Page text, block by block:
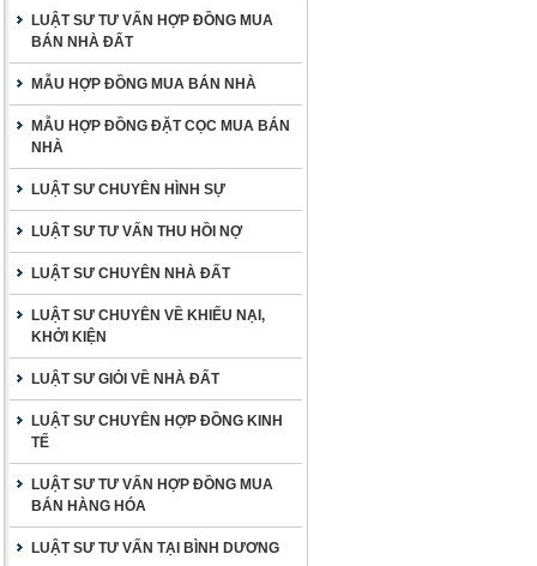
LUẬT SƯ TƯ VẤN HỢP ĐỒNG MUA
BÁN NHÀ ĐẤT
MẪU HỢP ĐỒNG MUA BÁN NHÀ
MẪU HỢP ĐỒNG ĐẶT CỌC MUA BÁN
NHÀ
LUẬT SƯ CHUYÊN HÌNH SỰ
LUẬT SƯ TƯ VẤN THU HỒI NỢ
LUẬT SƯ CHUYÊN NHÀ ĐẤT
LUẬT SƯ CHUYÊN VỀ KHIẾU NẠI,
KHỞI KIỆN
LUẬT SƯ GIỎI VỀ NHÀ ĐẤT
LUẬT SƯ CHUYÊN HỢP ĐỒNG KINH
TẾ
LUẬT SƯ TƯ VẤN HỢP ĐỒNG MUA
BÁN HÀNG HÓA
LUẬT SƯ TƯ VẤN TẠI BÌNH DƯƠNG